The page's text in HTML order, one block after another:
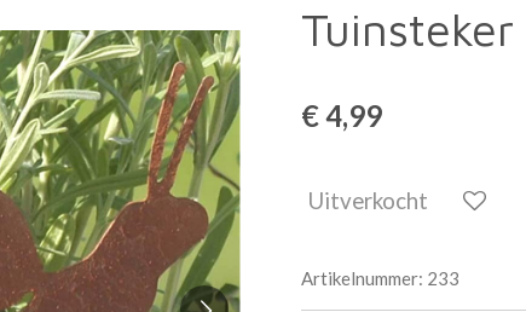
Tuinsteker
€ 4,99
Uitverkocht
Artikelnummer: 233